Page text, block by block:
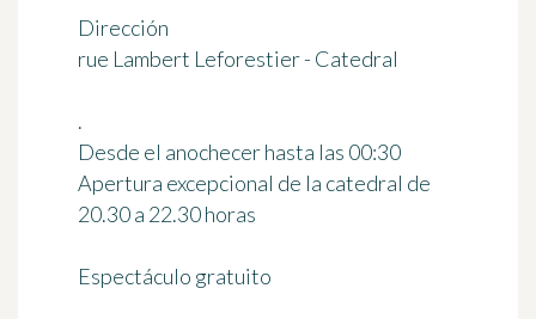
Dirección
rue Lambert Leforestier - Catedral
.
Desde el anochecer hasta las 00:30
Apertura excepcional de la catedral de
20.30 a 22.30 horas
Espectáculo gratuito